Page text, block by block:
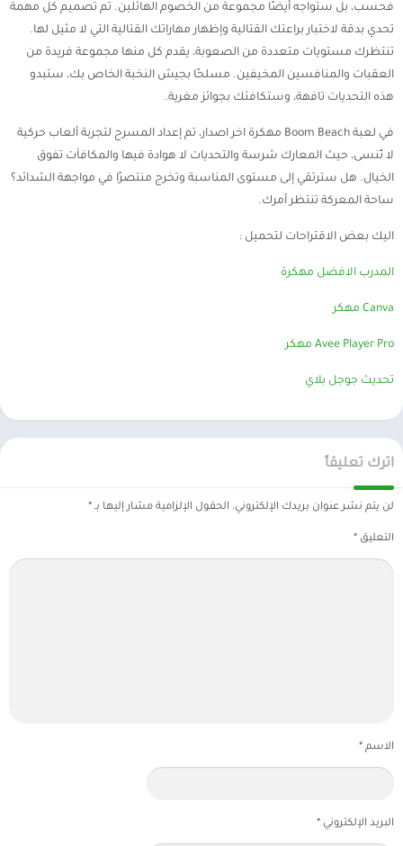
فحسب، بل ستواجه أيضًا مجموعة من الخصوم الهائلين. تم تصميم كل مهمة
تحدي بدقة لاختبار براعتك القتالية وإظهار مهاراتك القتالية التي لا مثيل لها.
تنتظرك مستويات متعددة من الصعوبة، يقدم كل منها مجموعة فريدة من
العقبات والمنافسين المخيفين. مسلحًا بجيش النخبة الخاص بك، ستبدو
هذه التحديات تافهة، وستكافئك بجوائز مغرية.
في لعبة Boom Beach مهكرة اخر اصدار، تم إعداد المسرح لتجربة ألعاب حركية
لا تُنسى، حيث المعارك شرسة والتحديات لا هوادة فيها والمكافآت تفوق
الخيال. هل سترتقي إلى مستوى المناسبة وتخرج منتصرًا في مواجهة الشدائد؟
ساحة المعركة تنتظر أمرك.
اليك بعض الاقتراحات لتحميل :
المدرب الافضل مهكرة
Canva مهكر
Avee Player Pro مهكر
تحديث جوجل بلاي
اترك تعليقاً
لن يتم نشر عنوان بريدك الإلكتروني. الحقول الإلزامية مشار إليها بـ *
التعليق *
الاسم *
البريد الإلكتروني *